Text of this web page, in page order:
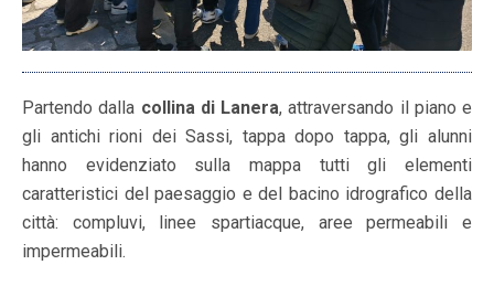
Partendo dalla collina di Lanera, attraversando il piano e
gli antichi rioni dei Sassi, tappa dopo tappa, gli alunni
hanno evidenziato sulla mappa tutti gli elementi
caratteristici del paesaggio e del bacino idrografico della
città: compluvi, linee spartiacque, aree permeabili e
impermeabili.